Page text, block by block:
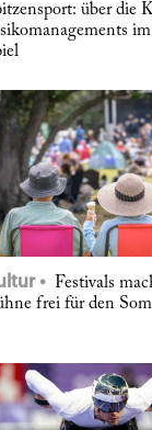
über die
Festivals
frei für den